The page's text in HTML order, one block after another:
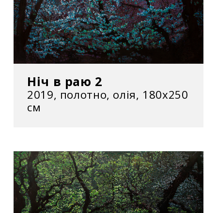
Ніч в раю 2
2019, полотно, олія, 180x250
см